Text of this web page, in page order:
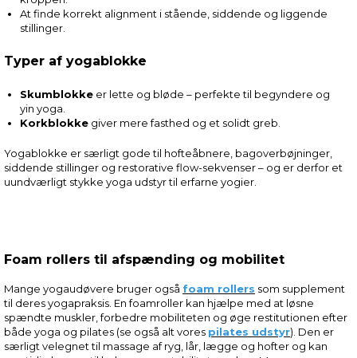
At finde korrekt alignment i stående, siddende og liggende
stillinger.
Typer af yogablokke
Skumblokke er lette og bløde – perfekte til begyndere og
yin yoga.
Korkblokke giver mere fasthed og et solidt greb.
Yogablokke er særligt gode til hofteåbnere, bagoverbøjninger,
siddende stillinger og restorative flow-sekvenser – og er derfor et
uundværligt stykke yoga udstyr til erfarne yogier.
Foam rollers til afspænding og mobilitet
Mange yogaudøvere bruger også foam rollers som supplement
til deres yogapraksis. En foamroller kan hjælpe med at løsne
spændte muskler, forbedre mobiliteten og øge restitutionen efter
både yoga og pilates (se også alt vores pilates udstyr). Den er
særligt velegnet til massage af ryg, lår, lægge og hofter og kan